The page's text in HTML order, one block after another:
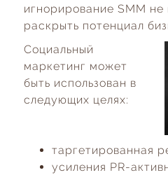
игнорирование SMM не
раскрыть потенциал
Социальный
маркетинг может
быть использован в
следующих целях:
таргетированная
усиления PR-